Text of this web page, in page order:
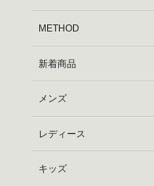
METHOD
新着商品
メンズ
レディース
キッズ